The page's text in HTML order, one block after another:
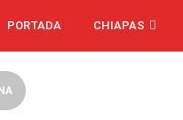
PORTADA CHIAPAS